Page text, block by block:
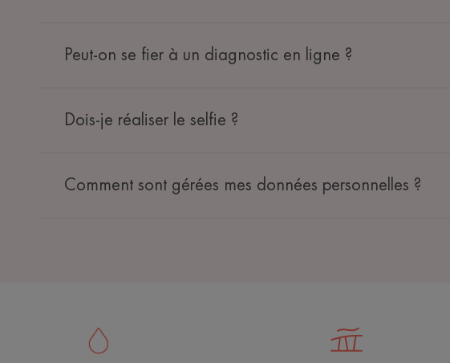
Peut-on se fier à un diagnostic en ligne ?
Dois-je réaliser le selfie ?
Comment sont gérées mes données personnelles ?